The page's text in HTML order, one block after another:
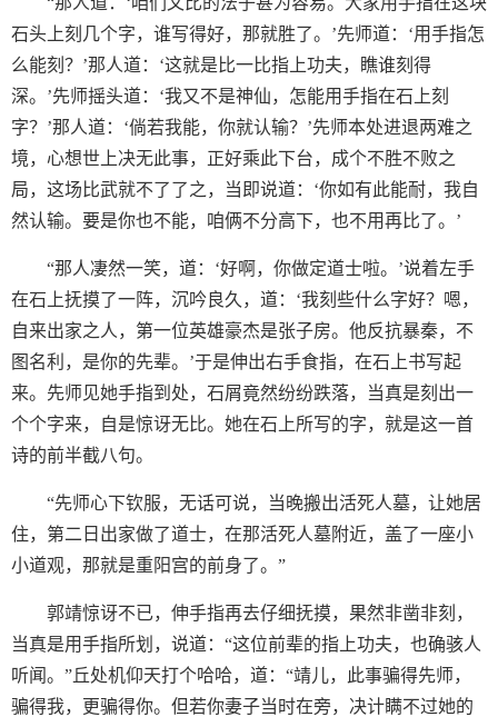
石头上刻几个字，谁写得好，那就胜了。’先师道：‘用手指怎
么能刻？’那人道：‘这就是比一比指上功夫，瞧谁刻得
深。’先师摇头道：‘我又不是神仙，怎能用手指在石上刻
字？’那人道：‘倘若我能，你就认输？’先师本处进退两难之
境，心想世上决无此事，正好乘此下台，成个不胜不败之
局，这场比武就不了了之，当即说道：‘你如有此能耐，我自
然认输。要是你也不能，咱俩不分高下，也不用再比了。’
“那人凄然一笑，道：‘好啊，你做定道士啦。’说着左手
在石上抚摸了一阵，沉吟良久，道：‘我刻些什么字好？嗯，
自来出家之人，第一位英雄豪杰是张子房。他反抗暴秦，不
图名利，是你的先辈。’于是伸出右手食指，在石上书写起
来。先师见她手指到处，石屑竟然纷纷跌落，当真是刻出一
个个字来，自是惊讶无比。她在石上所写的字，就是这一首
诗的前半截八句。
“先师心下钦服，无话可说，当晚搬出活死人墓，让她居
住，第二日出家做了道士，在那活死人墓附近，盖了一座小
小道观，那就是重阳宫的前身了。”
郭靖惊讶不已，伸手指再去仔细抚摸，果然非凿非刻，
当真是用手指所划，说道：“这位前辈的指上功夫，也确骇人
听闻。”丘处机仰天打个哈哈，道：“靖儿，此事骗得先师，
骗得我，更骗得你。但若你妻子当时在旁，决计瞒不过她的